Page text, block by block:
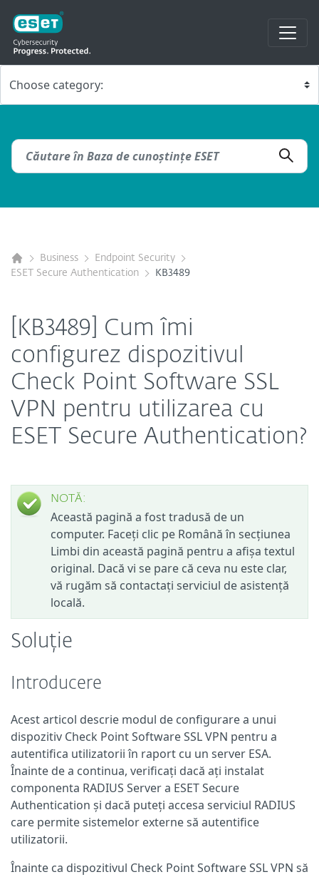
Business
Endpoint Security
ESET Secure Authentication
KB3489
[KB3489] Cum îmi
configurez dispozitivul
Check Point Software SSL
VPN pentru utilizarea cu
ESET Secure Authentication?
NOTĂ:
Această pagină a fost tradusă de un
computer. Faceți clic pe Română în secțiunea
Limbi din această pagină pentru a afișa textul
original. Dacă vi se pare că ceva nu este clar,
vă rugăm să contactați serviciul de asistență
locală.
Soluție
Introducere
Acest articol descrie modul de configurare a unui
dispozitiv Check Point Software SSL VPN pentru a
autentifica utilizatorii în raport cu un server ESA.
Înainte de a continua, verificați dacă ați instalat
componenta RADIUS Server a ESET Secure
Authentication și dacă puteți accesa serviciul RADIUS
care permite sistemelor externe să autentifice
utilizatorii.
Înainte ca dispozitivul Check Point Software SSL VPN să